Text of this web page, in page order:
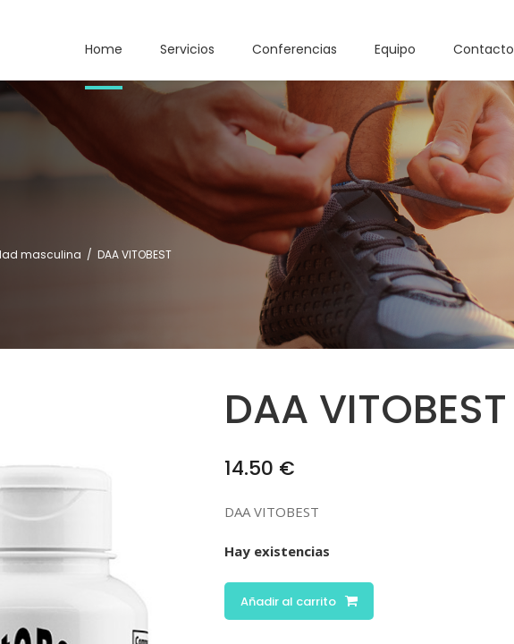
Home Servicios Conferencias Equipo Contacto
masculina / DAA VITOBEST
DAA VITOBEST
14.50 €
DAA VITOBEST
Hay existencias
Añadir al carrito